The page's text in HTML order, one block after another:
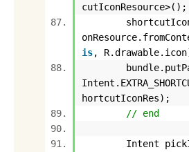
is,
hortcutIconRes);
//
Intent